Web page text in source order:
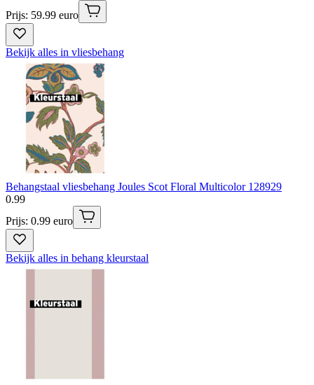
Prijs: 59.99 euro
Bekijk alles in vliesbehang
Behangstaal vliesbehang Joules Scot Floral Multicolor 128929
0.99
Prijs: 0.99 euro
Bekijk alles in behang kleurstaal